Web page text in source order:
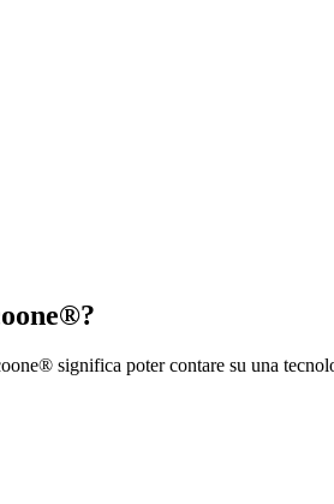
significa poter contare su una